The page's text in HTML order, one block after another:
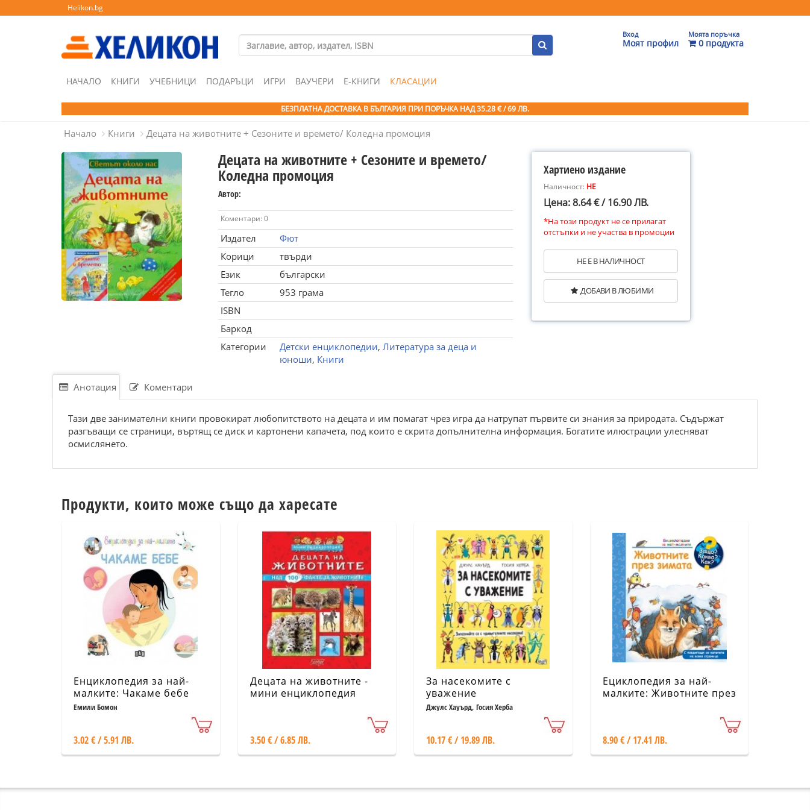
Helikon.bg
Вход
Моят профил
Моята поръчка
0 продукта
НАЧАЛО КНИГИ УЧЕБНИЦИ ПОДАРЪЦИ ИГРИ ВАУЧЕРИ Е-КНИГИ КЛАСАЦИИ
БЕЗПЛАТНА ДОСТАВКА В БЪЛГАРИЯ ПРИ ПОРЪЧКА НАД 35.28 € / 69 ЛВ.
Начало Книги Децата на животните + Сезоните и времето/ Коледна промоция
Децата на животните + Сезоните и времето/
Коледна промоция
Автор:
Коментари: 0
Издател
Фют
Корици
твърди
Език
български
Тегло
953 грама
ISBN
Баркод
Категории
Детски енциклопедии, Литература за деца и
юноши, Книги
Хартиено издание
Наличност: НЕ
Цена: 8.64 € / 16.90 ЛВ.
*На този продукт не се прилагат
отстъпки и не участва в промоции
НЕ Е В НАЛИЧНОСТ
ДОБАВИ В ЛЮБИМИ
Анотация Коментари
Тази две занимателни книги провокират любопитството на децата и им помагат чрез игра да натрупат първите си знания за природата. Съдържат
разгъващи се страници, въртящ се диск и картонени капачета, под които е скрита допълнителна информация. Богатите илюстрации улесняват
осмислянето.
Продукти, които може също да харесате
Енциклопедия за най-
малките: Чакаме бебе
Емили Бомон
3.02 € / 5.91 ЛВ.
Децата на животните -
мини енциклопедия
3.50 € / 6.85 ЛВ.
За насекомите с
уважение
Джулс Хауърд, Госия Херба
10.17 € / 19.89 ЛВ.
Ециклопедия за най-
малките: Животните през
8.90 € / 17.41 ЛВ.